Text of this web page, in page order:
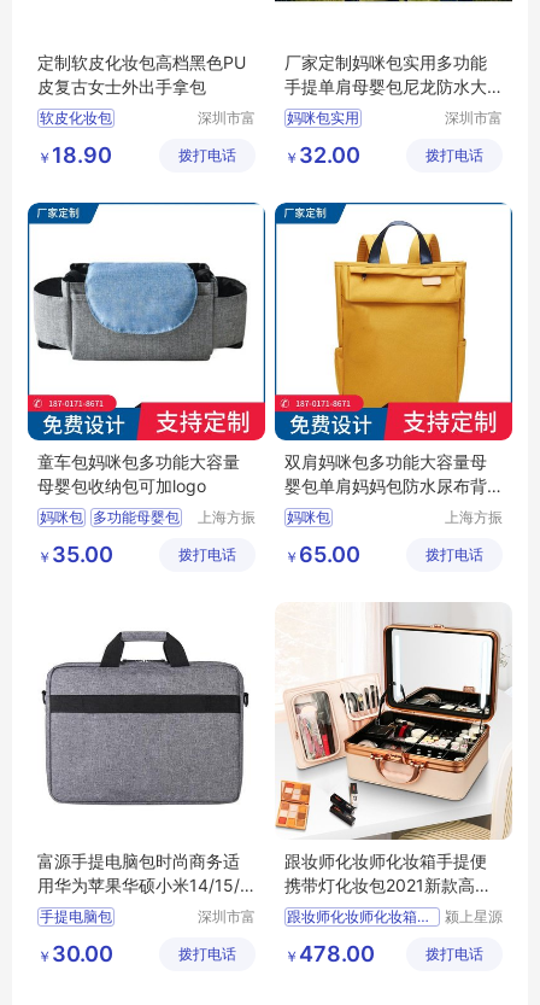
定制软皮化妆包高档黑色PU
皮复古女士外出手拿包
软皮化妆包
深圳市富
限公司
￥ 18.90 拨打电话
厂家定制妈咪包实用多功能
手提单肩母婴包尼龙防水大
容量外出妈妈包
妈咪包实用
深圳市富
限公司
￥ 32.00 拨打电话
童车包妈咪包多功能大容量
母婴包收纳包可加logo
妈咪包 多功能母婴包
上海方振
有限公司
￥ 35.00 拨打电话
双肩妈咪包多功能大容量母
婴包单肩妈妈包防水尿布背
包
妈咪包
上海方振
有限公司
￥ 65.00 拨打电话
富源手提电脑包时尚商务适
用华为苹果华硕小米14/15/1
6/17英寸工厂定制
手提电脑包
深圳市富
限公司
￥ 30.00 拨打电话
跟妆师化妆师化妆箱手提便
携带灯化妆包2021新款高级
感化妆盒
跟妆师化妆师化妆箱手提便
颍上星源
有限公司
￥ 478.00 拨打电话